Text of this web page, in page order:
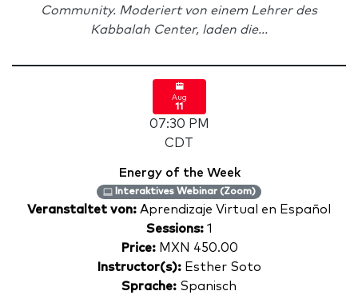
Community. Moderiert von einem Lehrer des
Kabbalah Center, laden die...
Aug
11
07:30 PM
CDT
Energy of the Week
Interaktives Webinar (Zoom)
Veranstaltet von: Aprendizaje Virtual en Español
Sessions:1
Price:MXN 450.00
Instructor(s): Esther Soto
Sprache: Spanisch